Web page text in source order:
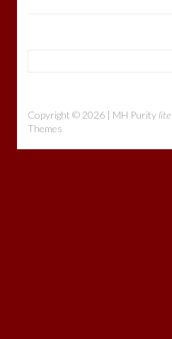
Copyright © 2026 | MH Purity lite
Themes